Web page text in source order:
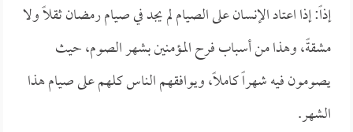
إذاً: إذا اعتاد الإنسان على الصيام لم يجد في صيام رمضان ثقلاً ولا
مشقةً، وهذا من أسباب فرح المؤمنين بشهر الصوم، حيث
يصومون فيه شهراً كاملاً، ويوافقهم الناس كلهم على صيام هذا
الشهر.